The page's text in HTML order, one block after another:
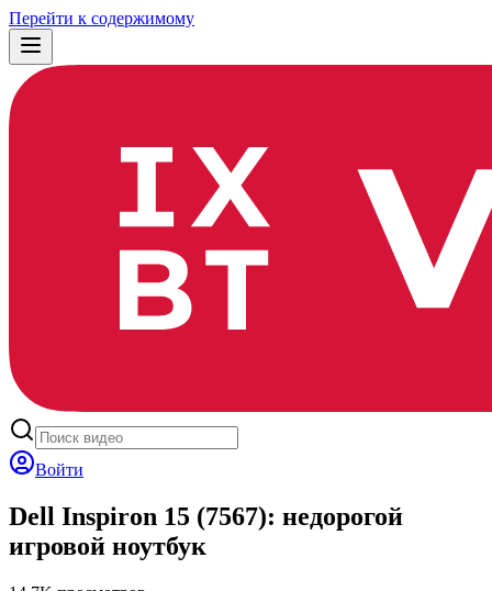
Перейти к содержимому
Войти
Dell Inspiron 15 (7567): недорогой
игровой ноутбук